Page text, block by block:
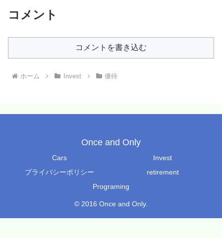
コメント
コメントを書き込む
ホーム Invest 優待
Once and Only
Cars
Invest
プライバシーポリシー
retirement
Programing
© 2016 Once and Only.